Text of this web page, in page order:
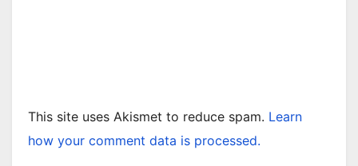
This site uses Akismet to reduce spam. Learn
how your comment data is processed.